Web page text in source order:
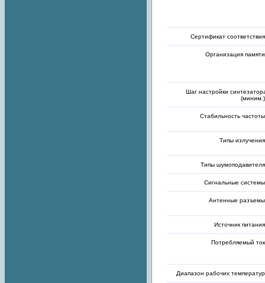
Сертификат
Организация
Шаг настройки
Стабильность
Типы
Типы
Сигнальные
Антенные
Источник
Потребляемый
Диапазон рабочих